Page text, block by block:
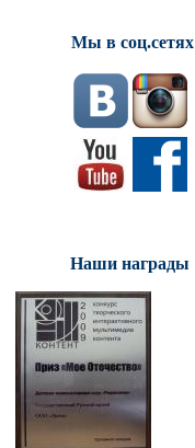
Мы в соц.сетях
Наши награды